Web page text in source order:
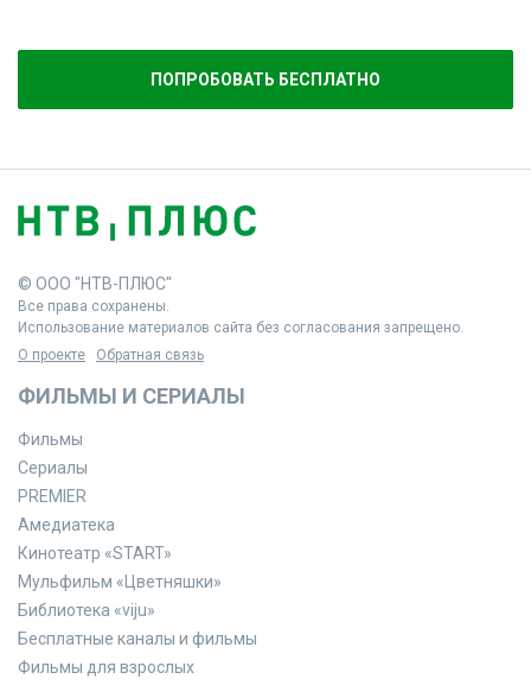
ПОПРОБОВАТЬ БЕСПЛАТНО
© ООО "НТВ-ПЛЮС"
Все права сохранены.
Использование материалов сайта без согласования запрещено.
О проекте
Обратная связь
ФИЛЬМЫ И СЕРИАЛЫ
Фильмы
Сериалы
PREMIER
Амедиатека
Кинотеатр «START»
Мульфильм «Цветняшки»
Библиотека «viju»
Бесплатные каналы и фильмы
Фильмы для взрослых